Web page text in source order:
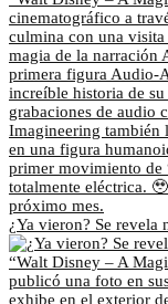
¿Ya vieron? Se revela